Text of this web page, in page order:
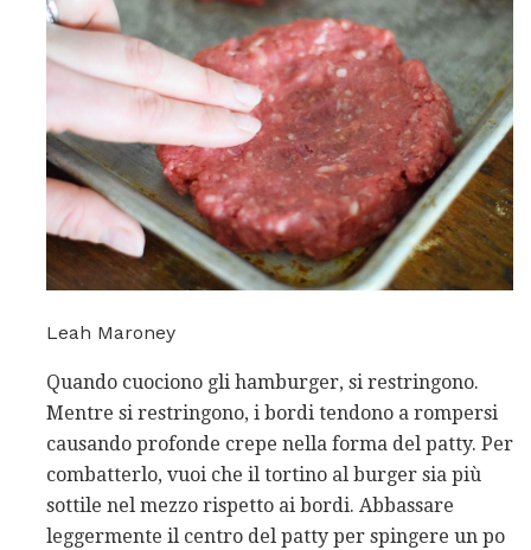
Leah Maroney
Quando cuociono gli hamburger, si restringono.
Mentre si restringono, i bordi tendono a rompersi
causando profonde crepe nella forma del patty. Per
combatterlo, vuoi che il tortino al burger sia più
sottile nel mezzo rispetto ai bordi. Abbassare
leggermente il centro del patty per spingere un po